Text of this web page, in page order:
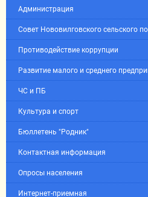
Администрация
Совет Нововилговского сельского
Противодействие коррупции
Развитие малого и среднего
ЧС и ПБ
Культура и спорт
Бюллетень "Родник"
Контактная информация
Опросы населения
Интернет-приемная